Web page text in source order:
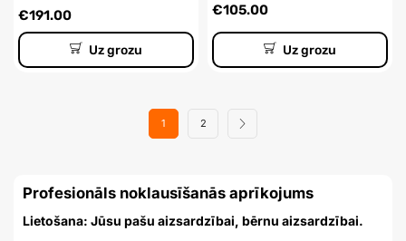
€191.00
Uz grozu
€105.00
Uz grozu
1 2
Profesionāls noklausīšanās aprīkojums
Lietošana: Jūsu pašu aizsardzībai, bērnu aizsardzībai.